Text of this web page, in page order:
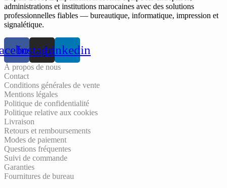
administrations et institutions marocaines avec des solutions
professionnelles fiables — bureautique, informatique, impression et
signalétique.
InstagramLinkedin
À propos de nous
Contact
Conditions générales de vente
Mentions légales
Politique de confidentialité
Politique relative aux cookies
Livraison
Retours et remboursements
Modes de paiement
Questions fréquentes
Suivi de commande
Garanties
Fournitures de bureau